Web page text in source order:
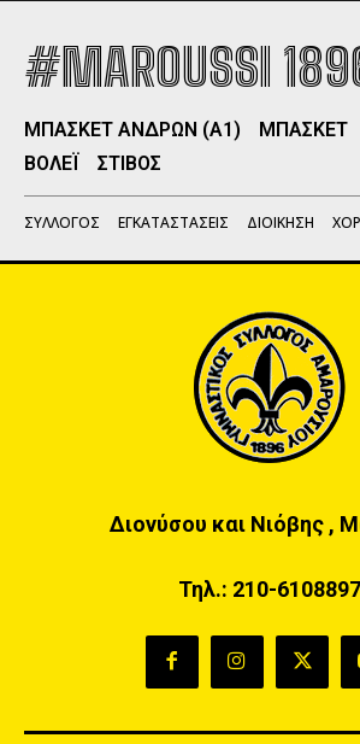
#MAROUSSI
ΜΠΑΣΚΕΤ ΑΝΔΡΩΝ (Α1) ΜΠΑΣΚΕΤ
ΒΟΛΕΪ
ΣΤΙΒΟΣ
ΣΥΛΛΟΓΟΣ ΕΓΚΑΤΑΣΤΑΣΕΙΣ ΔΙΟΙΚΗΣΗ
Διονύσου και Νιόβης ,
Τηλ.: 210-6108897